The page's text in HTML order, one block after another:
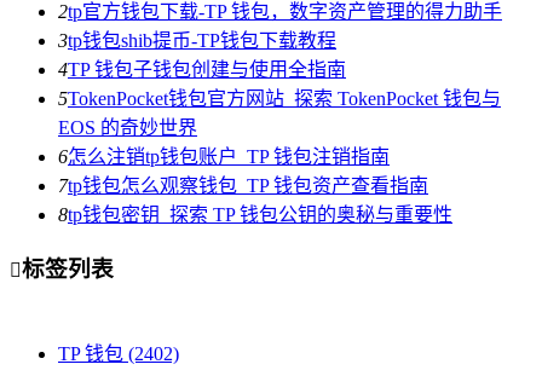
2tp官方钱包下载-TP 钱包，数字资产管理的得力助手
3tp钱包shib提币-TP钱包下载教程
4TP 钱包子钱包创建与使用全指南
5TokenPocket钱包官方网站_探索 TokenPocket 钱包与
EOS 的奇妙世界
6怎么注销tp钱包账户_TP 钱包注销指南
7tp钱包怎么观察钱包_TP 钱包资产查看指南
8tp钱包密钥_探索 TP 钱包公钥的奥秘与重要性
标签列表
TP 钱包 (2402)